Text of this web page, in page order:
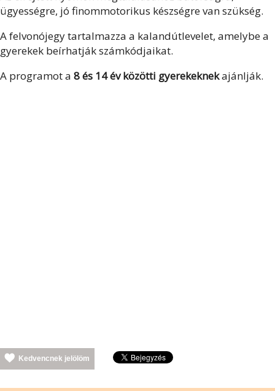
ügyességre, jó finommotorikus készségre van szükség.
A felvonójegy tartalmazza a kalandútlevelet, amelybe a
gyerekek beírhatják számkódjaikat.
A programot a 8 és 14 év közötti gyerekeknekajánlják.
Kedvencnek jelölöm